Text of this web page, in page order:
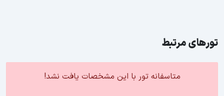
تورهای مرتبط
متاسفانه تور با این مشخصات یافت نشد!